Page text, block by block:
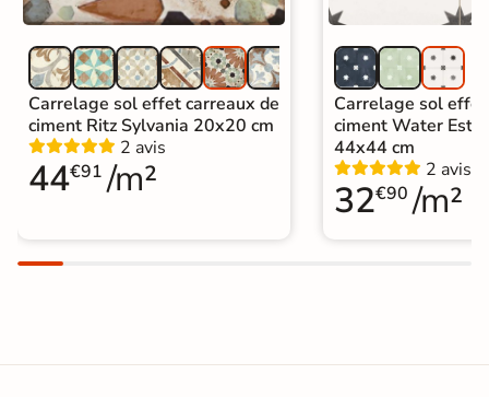
Carrelage sol effet carreaux de
ciment Ritz Sylvania 20x20 cm
2 avis
44€91 /m²
Carrelage sol
ciment Water
44x44 cm
2 avis
32€90 /m²